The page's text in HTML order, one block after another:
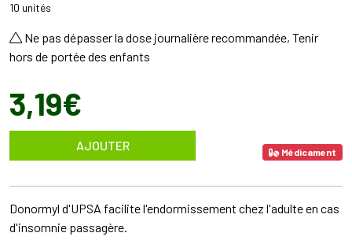
10 unités
Ne pas dépasser la dose journalière recommandée, Tenir
hors de portée des enfants
3,19€
AJOUTER Médicament
Donormyl d'UPSA facilite l'endormissement chez l'adulte en cas
d'insomnie passagère.